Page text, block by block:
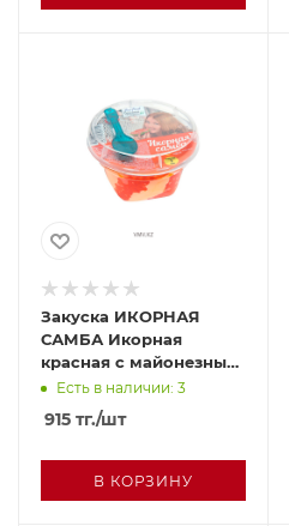
Закуска ИКОРНАЯ
САМБА Икорная
красная с майонезным
соусом 180г п/у
Есть в наличии: 3
915 тг./шт
В КОРЗИНУ